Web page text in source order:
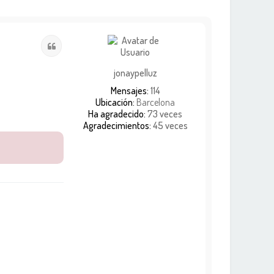
jonaypelluz
Mensajes: 114
Ubicación: Barcelona
Ha agradecido: 73 veces
Agradecimientos: 45 veces